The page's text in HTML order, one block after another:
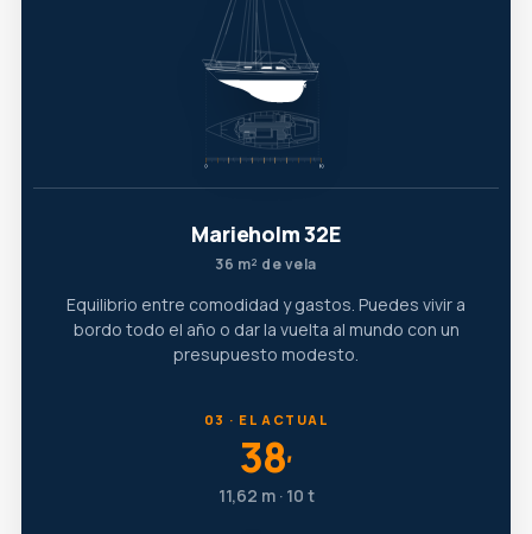
Marieholm 32E
36 m² de vela
Equilibrio entre comodidad y gastos. Puedes vivir a
bordo todo el año o dar la vuelta al mundo con un
presupuesto modesto.
03 · EL ACTUAL
38′
11,62 m · 10 t